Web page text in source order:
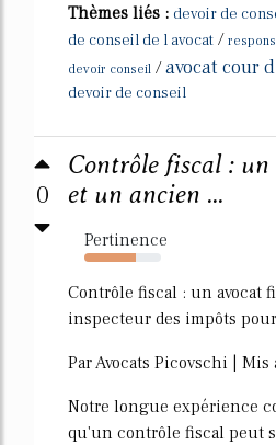
Thèmes liés : devoir de
de conseil de l avocat /
devoir conseil /avocat cour
devoir de conseil
0
Contrôle fiscal :
et un ancien ...
Pertinence
67%
Contrôle fiscal : un avocat
inspecteur des impôts
Par Avocats Picovschi |
Notre longue expérience
qu'un contrôle fiscal peut